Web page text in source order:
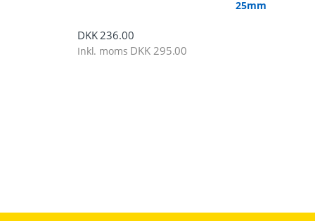
25mm
DKK236.00
Inkl. moms DKK 295.00